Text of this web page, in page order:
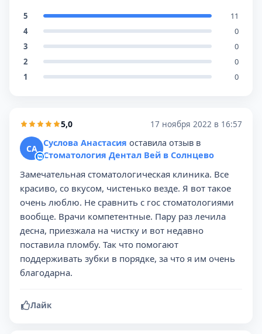
5
11
4
0
3
0
2
0
1
0
5,0 17 ноября 2022 в 16:57
СА Суслова Анастасия оставила отзыв в
Стоматология Дентал Вей в Солнцево
Замечательная стоматологическая клиника. Все
красиво, со вкусом, чистенько везде. Я вот такое
очень люблю. Не сравнить с гос стоматологиями
вообще. Врачи компетентные. Пару раз лечила
десна, приезжала на чистку и вот недавно
поставила пломбу. Так что помогают
поддерживать зубки в порядке, за что я им очень
благодарна.
Лайк